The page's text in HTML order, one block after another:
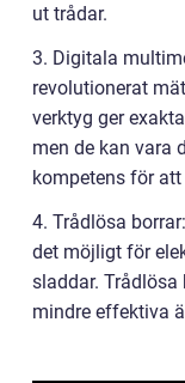
ut trådar.
3. Digitala
revolutionerat
verktyg ger
men de kan vara
kompetens för
4. Trådlösa
det möjligt för
sladdar. Trådlösa
mindre effektiva